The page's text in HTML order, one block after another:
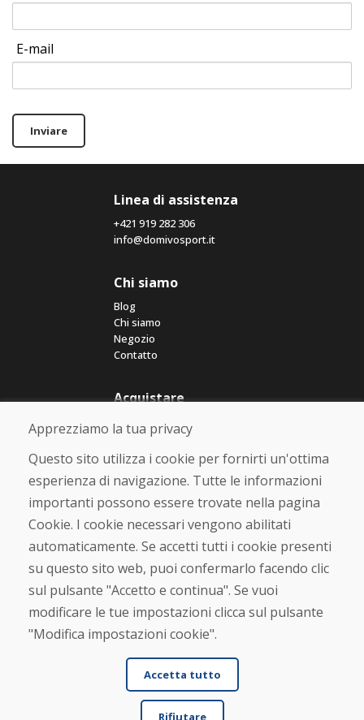
E-mail
Inviare
Linea di assistenza
+421 919 282 306
info@domivosport.it
Chi siamo
Blog
Chi siamo
Negozio
Contatto
Acquistare
Negozio online
Termini e condizioni commerciali
Spedizione e pagamento
Reso e cambio merce
Protezione dei dati personali
Cookies
Verificato dai clienti
★★★★★
Apprezziamo la tua privacy
Questo sito utilizza i cookie per fornirti un'ottima
esperienza di navigazione. Tutte le informazioni
importanti possono essere trovate nella pagina
Cookie. I cookie necessari vengono abilitati
automaticamente. Se accetti tutti i cookie presenti
su questo sito web, puoi confermarlo facendo clic
sul pulsante "Accetto e continua". Se vuoi
modificare le tue impostazioni clicca sul pulsante
"Modifica impostazioni cookie".
Accetta tutto
Rifiutare